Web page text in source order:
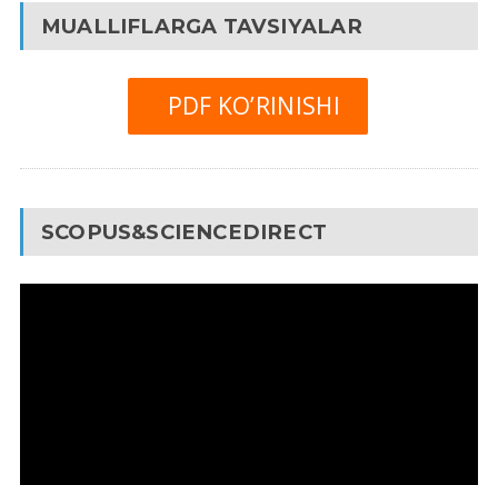
MUALLIFLARGA TAVSIYALAR
PDF KO’RINISHI
SCOPUS&SCIENCEDIRECT